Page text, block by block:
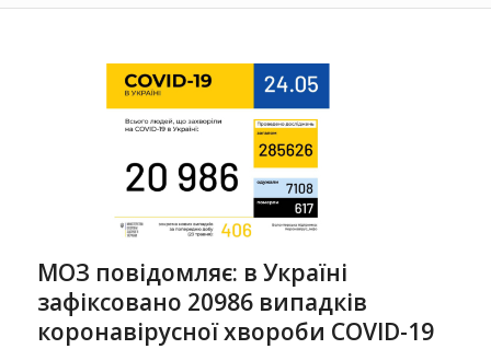
МОЗ повідомляє: в Україні
зафіксовано 20986 випадків
коронавірусної хвороби COVID-19